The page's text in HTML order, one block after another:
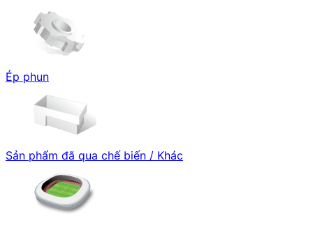
Ép phun
Sản phẩm đã qua chế biến / Khác